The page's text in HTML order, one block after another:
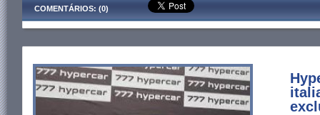
COMENTÁRIOS: (0)